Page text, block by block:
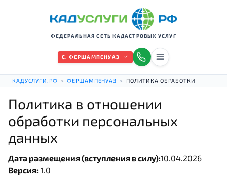
ФЕДЕРАЛЬНАЯ СЕТЬ КАДАСТРОВЫХ УСЛУГ
С. ФЕРШАМПЕНУАЗ
КАДУСЛУГИ.РФ > ФЕРШАМПЕНУАЗ > ПОЛИТИКА ОБРАБОТКИ
Политика в отношении
обработки персональных
данных
Дата размещения (вступления в силу):10.04.2026
Версия: 1.0